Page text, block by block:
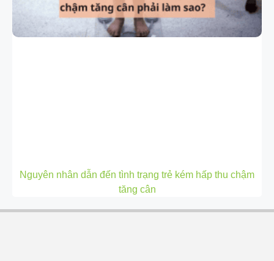
Nguyên nhân dẫn đến tình trạng trẻ kém hấp thu chậm
tăng cân